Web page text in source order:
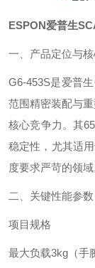
ESPON爱普生
一、产品定位与
G6-453S是爱普
范围精密装配‌与‌
核心竞争力。其
稳定性，尤其适
度要求严苛的领域
二、关键性能参数‌
项目规格
最大负载‌3kg（手